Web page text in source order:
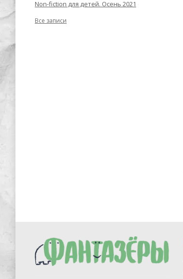
Non-fiction для детей. Осень 2021
Все записи